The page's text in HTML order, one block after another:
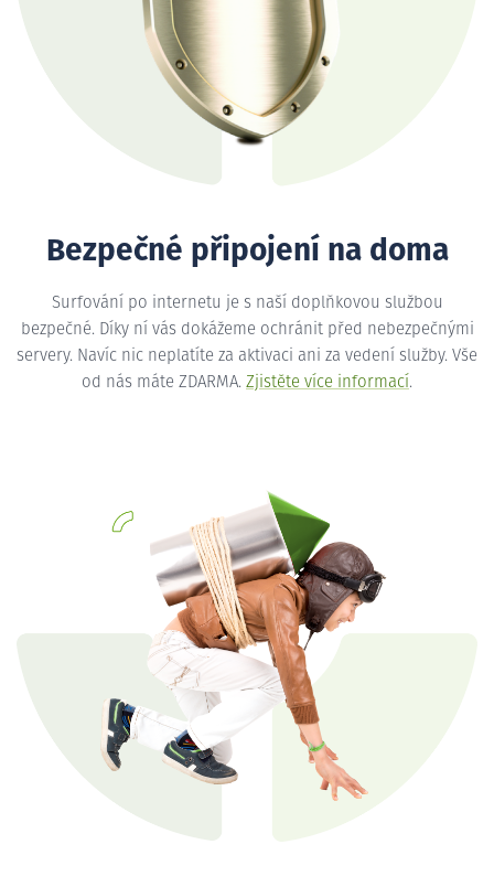
Bezpečné připojení na doma
Surfování po internetu je s naší doplňkovou službou
bezpečné. Díky ní vás dokážeme ochránit před nebezpečnými
servery. Navíc nic neplatíte za aktivaci ani za vedení služby. Vše
od nás máte ZDARMA. Zjistěte více informací.